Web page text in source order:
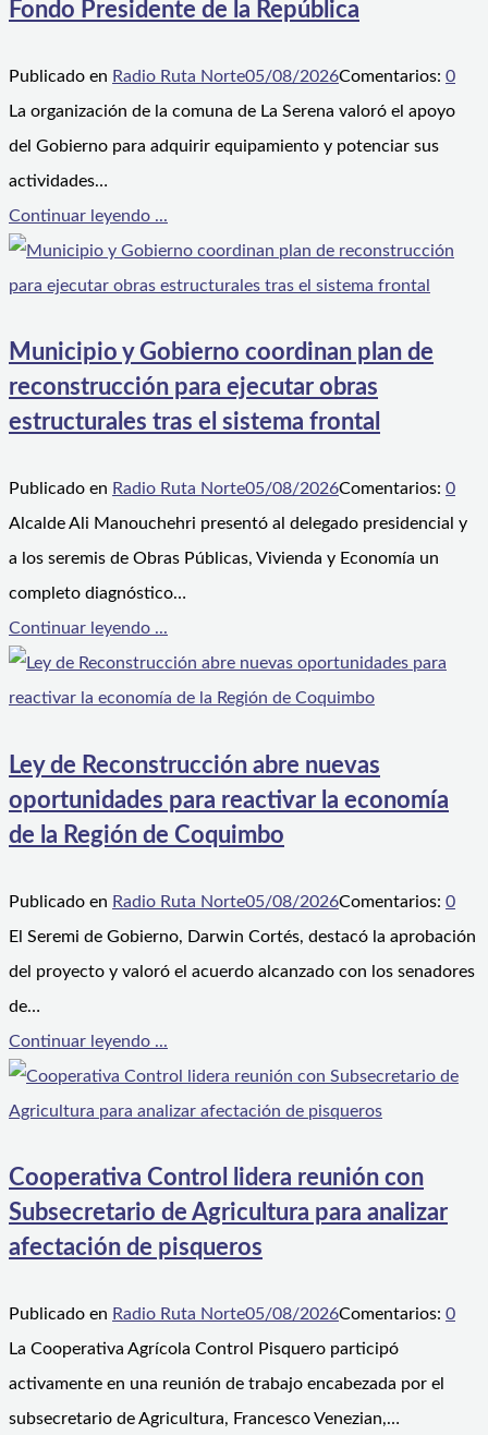
Fondo Presidente de la República
Publicado en Radio Ruta Norte05/08/2026Comentarios: 0
La organización de la comuna de La Serena valoró el apoyo
del Gobierno para adquirir equipamiento y potenciar sus
actividades…
Continuar leyendo ...
Municipio y Gobierno coordinan plan de
reconstrucción para ejecutar obras
estructurales tras el sistema frontal
Publicado en Radio Ruta Norte05/08/2026Comentarios: 0
Alcalde Ali Manouchehri presentó al delegado presidencial y
a los seremis de Obras Públicas, Vivienda y Economía un
completo diagnóstico…
Continuar leyendo ...
Ley de Reconstrucción abre nuevas
oportunidades para reactivar la economía
de la Región de Coquimbo
Publicado en Radio Ruta Norte05/08/2026Comentarios: 0
El Seremi de Gobierno, Darwin Cortés, destacó la aprobación
del proyecto y valoró el acuerdo alcanzado con los senadores
de…
Continuar leyendo ...
Cooperativa Control lidera reunión con
Subsecretario de Agricultura para analizar
afectación de pisqueros
Publicado en Radio Ruta Norte05/08/2026Comentarios: 0
La Cooperativa Agrícola Control Pisquero participó
activamente en una reunión de trabajo encabezada por el
subsecretario de Agricultura, Francesco Venezian,…